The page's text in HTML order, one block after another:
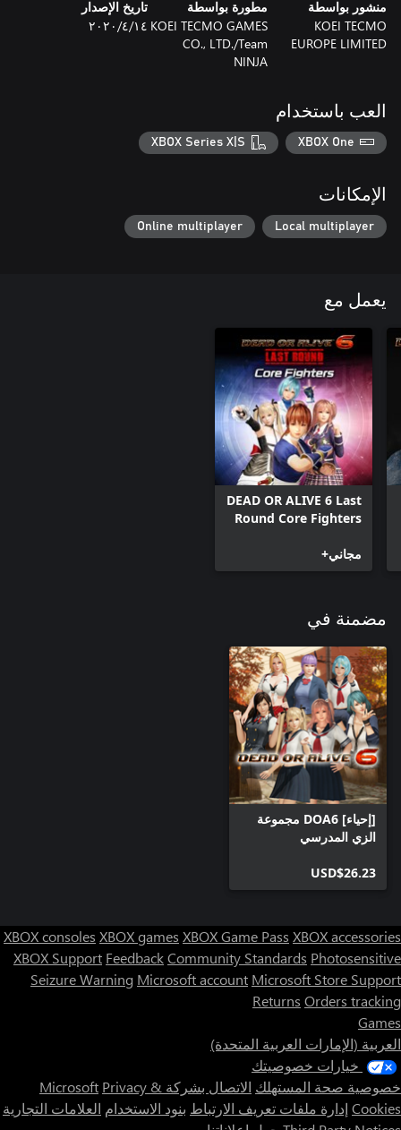
منشور بواسطة
KOEI TECMO
EUROPE LIMITED
مطورة بواسطة
KOEI TECMO GAMES
CO., LTD./Team
NINJA
تاريخ الإصدار
١٤‏/٤‏/٢٠٢٠
العب باستخدام
XBOX One
XBOX Series X|S
الإمكانات
Local multiplayer
Online multiplayer
يعمل مع
DEAD OR ALIVE 6 Last
Round Core Fighters
مجاني+
مضمنة في
[إحياء] DOA6 مجموعة
الزي المدرسي
USD$26.23
XBOX consoles XBOX games XBOX Game Pass XBOX accessories
XBOX Support FeedbackCommunity Standards Photosensitive
Seizure Warning Microsoft account Microsoft Store Support
Returns Orders tracking
Games
العربية (الإمارات العربية المتحدة)
خيارات خصوصيتك
خصوصية صحة المستهلك الاتصال بشركة Microsoft Privacy &
Cookies إدارة ملفات تعريف الارتباط بنود الاستخدام العلامات التجارية